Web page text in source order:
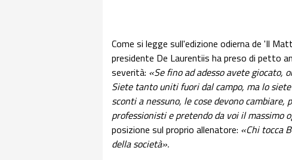
Come si legge sull'edizione odierna de 'Il
presidente De Laurentiis ha preso di petto
severità: «Se fino ad adesso avete giocato,
Siete tanto uniti fuori dal campo, ma lo
sconti a nessuno, le cose devono
professionisti e pretendo da voi il massimo
posizione sul proprio allenatore: «Chi tocca
della società».